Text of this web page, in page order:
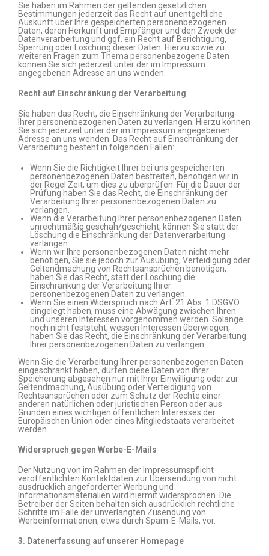
Sie haben im Rahmen der geltenden gesetzlichen
Bestimmungen jederzeit das Recht auf unentgeltliche
Auskunft über Ihre gespeicherten personenbezogenen
Daten, deren Herkunft und Empfänger und den Zweck der
Datenverarbeitung und ggf. ein Recht auf Berichtigung,
Sperrung oder Löschung dieser Daten. Hierzu sowie zu
weiteren Fragen zum Thema personenbezogene Daten
können Sie sich jederzeit unter der im Impressum
angegebenen Adresse an uns wenden.
Recht auf Einschränkung der Verarbeitung
Sie haben das Recht, die Einschränkung der Verarbeitung
Ihrer personenbezogenen Daten zu verlangen. Hierzu können
Sie sich jederzeit unter der im Impressum angegebenen
Adresse an uns wenden. Das Recht auf Einschränkung der
Verarbeitung besteht in folgenden Fällen:
Wenn Sie die Richtigkeit Ihrer bei uns gespeicherten
personenbezogenen Daten bestreiten, benötigen wir in
der Regel Zeit, um dies zu überprüfen. Für die Dauer der
Prüfung haben Sie das Recht, die Einschränkung der
Verarbeitung Ihrer personenbezogenen Daten zu
verlangen.
Wenn die Verarbeitung Ihrer personenbezogenen Daten
unrechtmäßig geschah/geschieht, können Sie statt der
Löschung die Einschränkung der Datenverarbeitung
verlangen.
Wenn wir Ihre personenbezogenen Daten nicht mehr
benötigen, Sie sie jedoch zur Ausübung, Verteidigung oder
Geltendmachung von Rechtsansprüchen benötigen,
haben Sie das Recht, statt der Löschung die
Einschränkung der Verarbeitung Ihrer
personenbezogenen Daten zu verlangen.
Wenn Sie einen Widerspruch nach Art. 21 Abs. 1 DSGVO
eingelegt haben, muss eine Abwägung zwischen Ihren
und unseren Interessen vorgenommen werden. Solange
noch nicht feststeht, wessen Interessen überwiegen,
haben Sie das Recht, die Einschränkung der Verarbeitung
Ihrer personenbezogenen Daten zu verlangen.
Wenn Sie die Verarbeitung Ihrer personenbezogenen Daten
eingeschränkt haben, dürfen diese Daten von ihrer
Speicherung abgesehen nur mit Ihrer Einwilligung oder zur
Geltendmachung, Ausübung oder Verteidigung von
Rechtsansprüchen oder zum Schutz der Rechte einer
anderen natürlichen oder juristischen Person oder aus
Gründen eines wichtigen öffentlichen Interesses der
Europäischen Union oder eines Mitgliedstaats verarbeitet
werden.
Widerspruch gegen Werbe-E-Mails
Der Nutzung von im Rahmen der Impressumspflicht
veröffentlichten Kontaktdaten zur Übersendung von nicht
ausdrücklich angeforderter Werbung und
Informationsmaterialien wird hiermit widersprochen. Die
Betreiber der Seiten behalten sich ausdrücklich rechtliche
Schritte im Falle der unverlangten Zusendung von
Werbeinformationen, etwa durch Spam-E-Mails, vor.
3. Datenerfassung auf unserer Homepage